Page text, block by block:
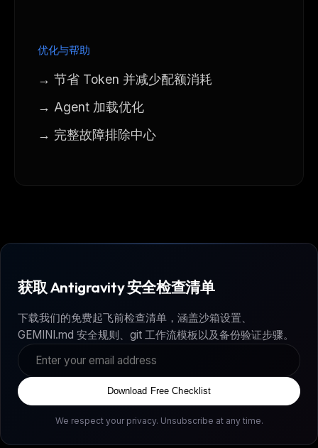
优化与帮助
→ 节省 Token 并减少配额消耗
→ Agent 加载优化
→ 完整故障排除中心
获取 Antigravity 安全检查清单
下载我们的免费起飞前检查清单，涵盖沙箱设置、
GEMINI.md 安全规则、git 工作流模板以及备份验证步骤。
Download Free Checklist
We respect your privacy. Unsubscribe at any time.